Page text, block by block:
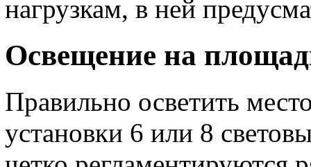
нагрузкам, в ней
Освещение на
Правильно осветить
установки 6 или 8